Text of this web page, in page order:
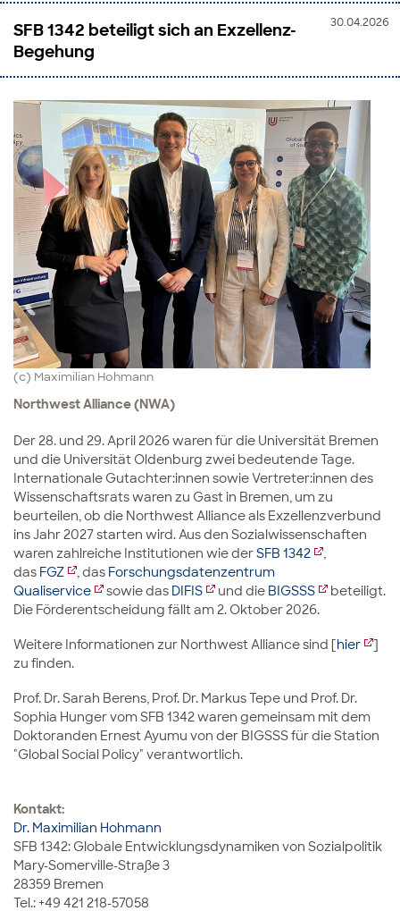
30.04.2026
SFB 1342 beteiligt sich an Exzellenz-
Begehung
(c) Maximilian Hohmann
Northwest Alliance (NWA)
Der 28. und 29. April 2026 waren für die Universität Bremen
und die Universität Oldenburg zwei bedeutende Tage.
Internationale Gutachter:innen sowie Vertreter:innen des
Wissenschaftsrats waren zu Gast in Bremen, um zu
beurteilen, ob die Northwest Alliance als Exzellenzverbund
ins Jahr 2027 starten wird. Aus den Sozialwissenschaften
waren zahlreiche Institutionen wie derSFB 1342
,
das FGZ , das Forschungsdatenzentrum
Qualiservice
sowie das DIFIS und die BIGSSS
beteiligt.
Die Förderentscheidung fällt am 2. Oktober 2026.
Weitere Informationen zur Northwest Alliance sind [hier
]
zu finden.
Prof. Dr. Sarah Berens, Prof. Dr. Markus Tepe und Prof. Dr.
Sophia Hunger vom SFB 1342 waren gemeinsam mit dem
Doktoranden Ernest Ayumu von der BIGSSS für die Station
"Global Social Policy" verantwortlich.
Kontakt:
Dr. Maximilian Hohmann
SFB 1342: Globale Entwicklungsdynamiken von Sozialpolitik
Mary-Somerville-Straße 3
28359 Bremen
Tel.: +49 421 218-57058